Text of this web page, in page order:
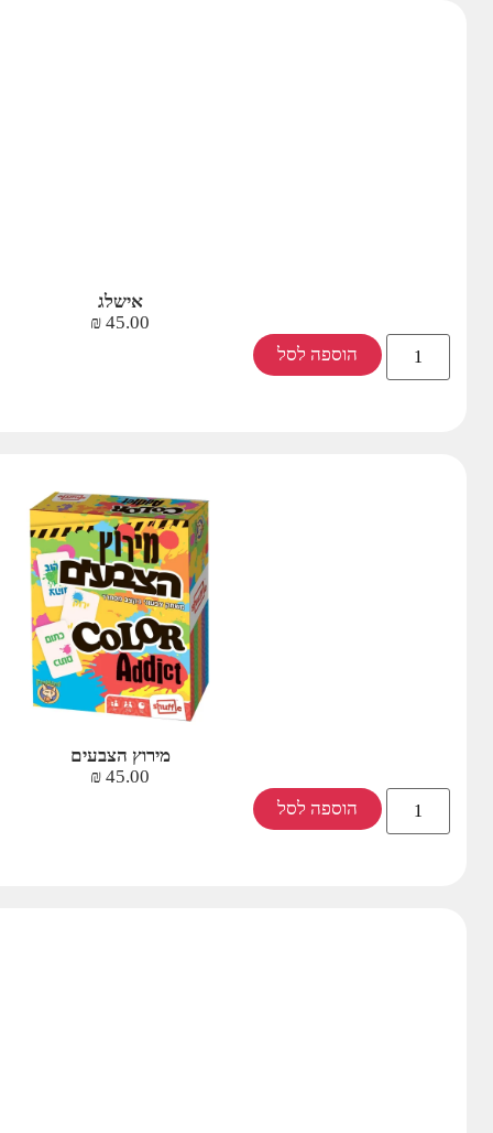
אישלג
45.00
₪
הוספה לסל
מירוץ הצבעים
45.00
₪
הוספה לסל